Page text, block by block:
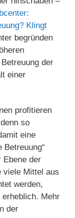
Klingt
begründen
der
einer
profitieren
so
eine
Ebene der
viele Mittel aus
werden,
Mehr
der